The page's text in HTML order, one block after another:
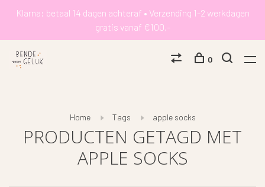
Klarna: betaal 14 dagen achteraf • Verzending 1-2 werkdagen
gratis vanaf €100,-
0
Home Tags apple socks
PRODUCTEN GETAGD MET
APPLE SOCKS